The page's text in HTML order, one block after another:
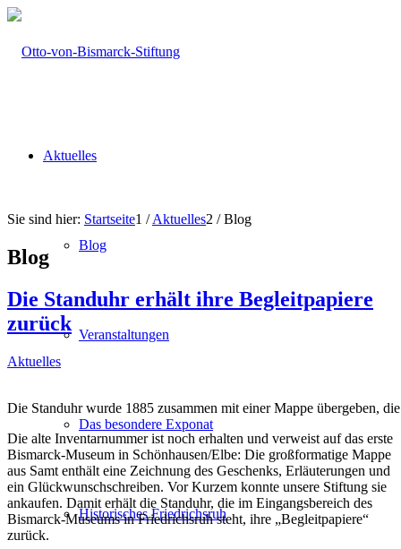
Aktuelles
Blog
Veranstaltungen
Das besondere Exponat
Historisches Friedrichsruh
Sie sind hier: Startseite1 / Aktuelles2 / Blog
Blog
Die Standuhr erhält ihre Begleitpapiere
zurück
Aktuelles
Die Standuhr wurde 1885 zusammen mit einer Mappe übergeben,
Die alte Inventarnummer ist noch erhalten und verweist auf das erste
Bismarck-Museum in Schönhausen/Elbe: Die großformatige Mappe
aus Samt enthält eine Zeichnung des Geschenks, Erläuterungen und
ein Glückwunschschreiben. Vor Kurzem konnte unsere Stiftung sie
ankaufen. Damit erhält die Standuhr, die im Eingangsbereich des
Bismarck-Museums in Friedrichsruh steht, ihre „Begleitpapiere“
zurück.